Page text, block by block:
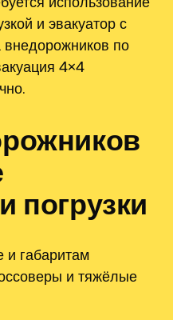
и эвакуатор с
внедорожников по
4×4
погрузки
и габаритам
и тяжёлые